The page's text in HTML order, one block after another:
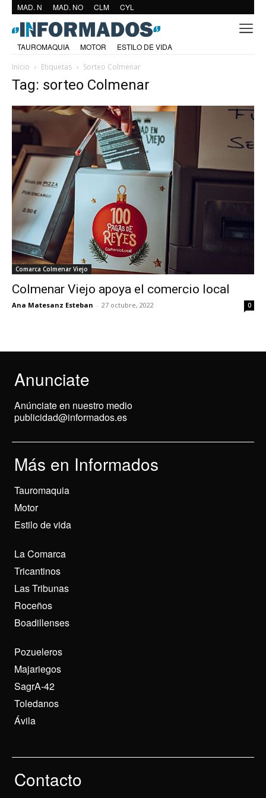
MAD. N MAD. NO CLM CYL
TAUROMAQUIA MOTOR
ESTILO DE VIDA
Inicio
Etiquetas Sorteo Colmenar
Tag: sorteo Colmenar
Comarca Colmenar Viejo
Colmenar Viejo apoya el comercio local
Ana Matesanz Esteban - 27 octubre, 2022 0
Anunciate
Anúnciate en nuestro medio
publicidad@informados.es
Más en Informados
Tauromaquia
Motor
Estilo de vida
La Comarca
Tricantinos
Las Tribunas
Roceños
Boadillenses
Pozueleros
Majariegos
SagrA-42
Toledanos
Ávila
Contacto